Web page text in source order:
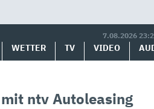
7.08.2026
WETTER TV VIDEO
ntv Autoleasing